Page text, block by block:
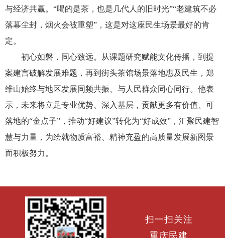
与经济共赢。“喝的是茶，也是几代人的旧时光”“老建筑不必
落幕尘封，烟火会被重塑”，这是对这座民生场景最好的肯
定。
初心如磐，同心致远。从课题研究赋能文化传播，到提
案建言破解发展难题，再到街头茶馆场景落地惠及民生，郑
维山始终与地区发展同频共振、与人民群众同心同行。他表
示，未来将立足专业优势、深入基层，贡献更多有价值、可
落地的“金点子”，推动“好建议”转化为“好成效”，汇聚民建智
慧与力量，为绘就物质富裕、精神充盈的高质量发展新图景
而积极努力。
扫一扫关注
重庆民建